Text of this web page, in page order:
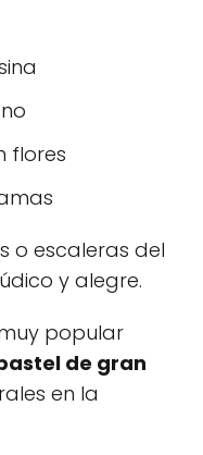
flores
o escaleras del
y alegre.
popular
de gran
en la